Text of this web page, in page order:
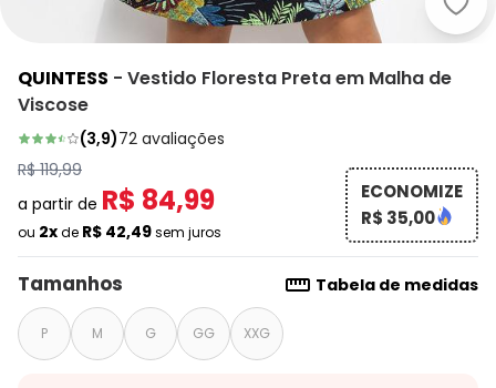
QUINTESS - Vestido Floresta Preta em Malha de
Viscose
(3,9)72 avaliações
R$ 119,99
a partir de R$ 84,99
ou 2xde R$ 42,49sem juros
ECONOMIZE
R$ 35,00
Tamanhos Tabela de medidas
P M G GG XXG